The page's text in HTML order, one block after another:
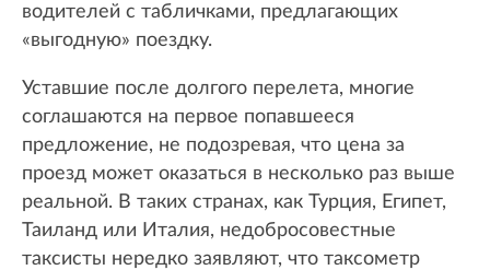
водителей с табличками, предлагающих
«выгодную» поездку.
Уставшие после долгого перелета, многие
соглашаются на первое попавшееся
предложение, не подозревая, что цена за
проезд может оказаться в несколько раз выше
реальной. В таких странах, как Турция, Египет,
Таиланд или Италия, недобросовестные
таксисты нередко заявляют, что таксометр